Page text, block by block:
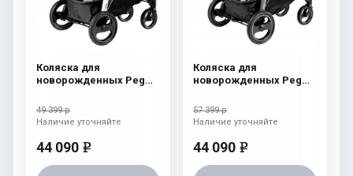
Коляска для
новорожденных Peg
(шасси White/Black)
Onyx
49 399 р
44 090 e
Наличие уточняйте
Коляска для
новорожденных Peg
(шасси White/Black)
atmosphere
57 399 р
44 090 e
Наличие уточняйте